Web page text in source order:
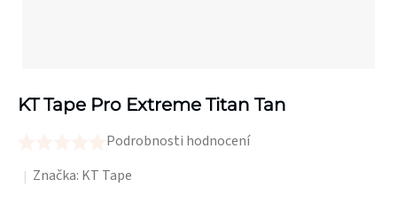
KT Tape Pro Extreme Titan Tan
hodnocení
Podrobnosti hodnocení
Značka: KT Tape